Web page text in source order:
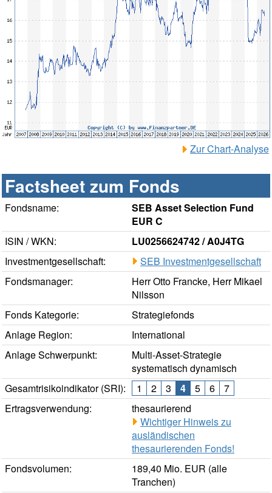
Zur Chart-Analyse
Factsheet zum Fonds
Fondsname:
SEB Asset Selection Fund
EUR C
ISIN / WKN:
LU0256624742 / A0J4TG
Investmentgesellschaft:
SEB Investmentgesellschaft
Fondsmanager:
Herr Otto Francke, Herr Mikael
Nilsson
Fonds Kategorie:
Strategiefonds
Anlage Region:
International
Anlage Schwerpunkt:
Multi-Asset-Strategie
systematisch dynamisch
Gesamtrisikoindikator (SRI):
1 2 3 4 5 6
7
Ertragsverwendung:
thesaurierend
Wichtiger Hinweis zu
ausländischen
thesaurierenden Fonds!
Fondsvolumen:
189,40 Mio. EUR (alle
Tranchen)